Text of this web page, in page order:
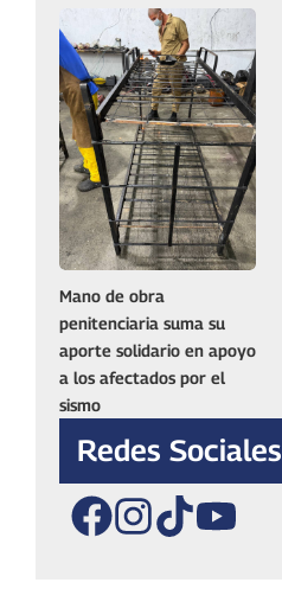
Mano de obra
penitenciaria suma su
aporte solidario en apoyo
a los afectados por el
sismo
Redes Sociales